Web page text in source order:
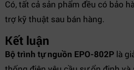
Có, tất cả sản phẩm đều có bảo
trợ kỹ thuật sau bán hàng.
Kết luận
Bộ trình tự nguồn EPO-802P là